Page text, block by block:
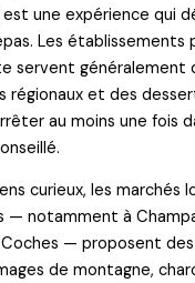
une expérience qui
Les établissements
servent généralement
régionaux et des
au moins une fois
curieux, les marchés
— notamment à
Coches — proposent
de montagne,